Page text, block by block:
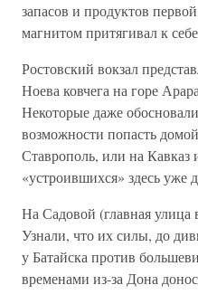
запасов и продуктов
магнитом притягивал к
Ростовский вокзал
Ноева ковчега на горе
Некоторые даже
возможности попасть
Ставрополь, или на Кавказ
«устроившихся» здесь уже
На Садовой (главная улица
Узнали, что их силы, до
у Батайска против
временами из-за Дона